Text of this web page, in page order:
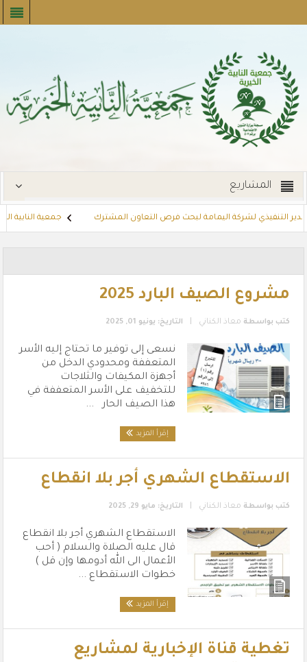
المشاريع
التنفيذي لشركة اليمامة لبحث فرص التعاون المشترك جمعية النابية
مشروع الصيف البارد 2025
كتب بواسطة معاذ الكناني التاريخ: يونيو 01, 2025
نسعى إلى توفير ما تحتاج إليه الأسر
المتعففة ومحدودي الدخل من
أجهزة المكيفات والثلاجات
للتخفيف على الأسر المتعففة في
هذا الصيف الحار ...
إقرأ المزيد
الاستقطاع الشهري أجر بلا انقطاع
كتب بواسطة معاذ الكناني التاريخ: مايو 29, 2025
الاستقطاع الشهري أجر بلا انقطاع
قال عليه الصلاة والسلام ( أحب
الأعمال الى الله أدومها وإن قل )
خطوات الاستقطاع ...
إقرأ المزيد
تغطية قناة الإخبارية لمشاريع